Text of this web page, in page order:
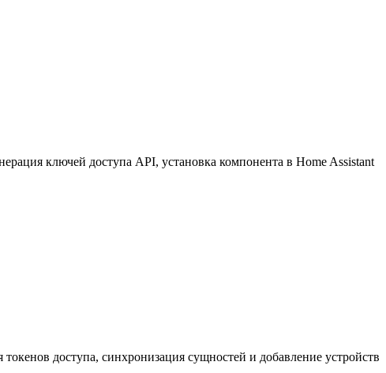
ключей доступа API, установка компонента в Home Assistant
доступа, синхронизация сущностей и добавление устройств